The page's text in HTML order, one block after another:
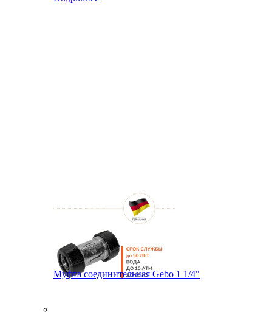
Муфта соединительная Gebo 1 1/4"